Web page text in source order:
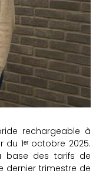
rechargeable à
1ᵉʳ octobre 2025.
base des tarifs de
dernier trimestre de